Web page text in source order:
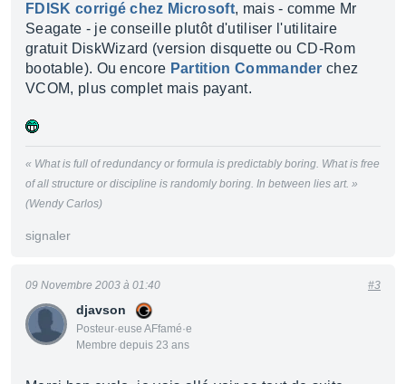
FDISK corrigé chez Microsoft, mais - comme Mr
Seagate - je conseille plutôt d'utiliser l'utilitaire
gratuit DiskWizard (version disquette ou CD-Rom
bootable). Ou encore Partition Commander chez
VCOM, plus complet mais payant.
« What is full of redundancy or formula is predictably boring. What is free
of all structure or discipline is randomly boring. In between lies art. »
(Wendy Carlos)
signaler
djavson
Posteur·euse AFfamé·e
Membre depuis 23 ans
09 Novembre 2003 à 01:40 #3